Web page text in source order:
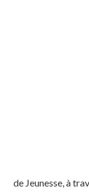
de Jeunesse, à